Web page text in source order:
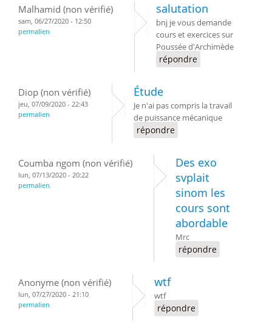
Malhamid (non vérifié)
sam, 06/27/2020 - 12:50
permalien
salutation
bnj je vous demande
cours et exercices sur
Poussée d'Archimède
répondre
Diop (non vérifié)
jeu, 07/09/2020 - 22:43
permalien
Étude
Je n'ai pas compris la travail
de puissance mécanique
répondre
Coumba ngom (non vérifié)
lun, 07/13/2020 - 20:22
permalien
Des exo
svplait
sinom les
cours sont
abordable
Mrc
répondre
Anonyme (non vérifié)
lun, 07/27/2020 - 21:10
permalien
wtf
wtf
répondre